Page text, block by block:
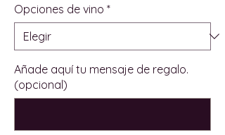
Opciones de vino *
Añade aquí tu mensaje de regalo.
(opcional)